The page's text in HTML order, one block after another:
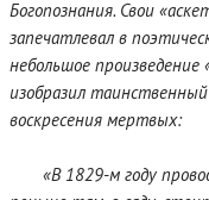
Богопознания. Свои
запечатлевал в
небольшое
изобразил
воскресения мертвых:
«В 1829-м году